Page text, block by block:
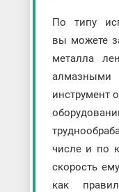
По типу
вы можете
металла
инструмент
числе и по
скорость
как